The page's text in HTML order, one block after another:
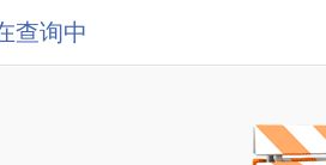
查询中